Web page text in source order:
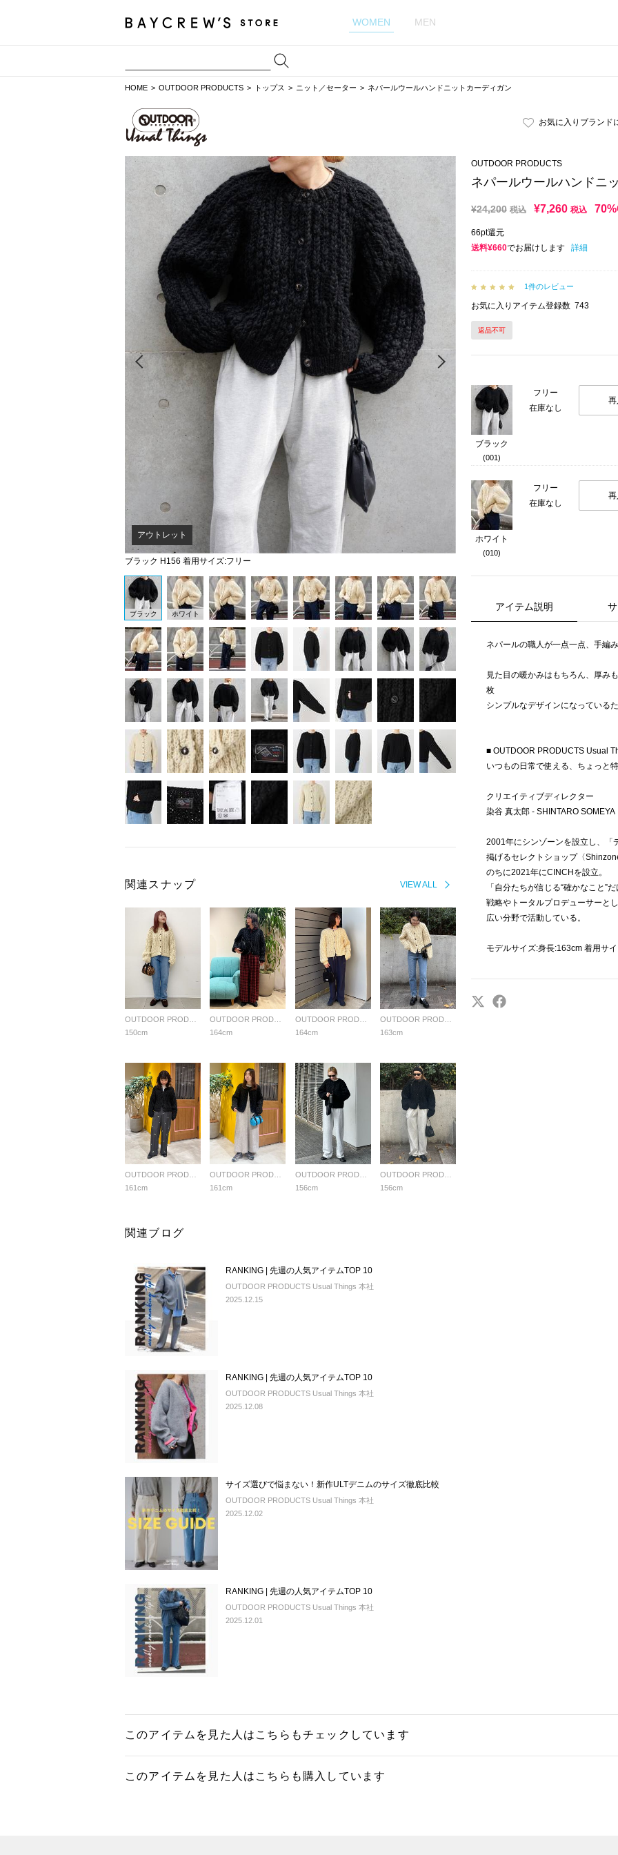
WOMEN MEN
HOME OUTDOOR PRODUCTS トップス ニット／セーター ネパールウールハンドニットカーディガン
お気に入りブランド
ブラック H156 着用サイズ:フリー
Next
Prev
アウトレット
ブラック ホワイト
VIEW ALL
関連スナップ
150cm
164cm
OUTDOOR PRODUCTS Usual Things
164cm
OUTDOOR PRODUCTS Usual Things
163cm
161cm
161cm
OUTDOOR PRODUCTS Usual Things
156cm
OUTDOOR PRODUCTS Usual Things
156cm
関連ブログ
RANKING | 先週の人気アイテムTOP 10
OUTDOOR PRODUCTS Usual Things 本社
2025.12.15
RANKING | 先週の人気アイテムTOP 10
OUTDOOR PRODUCTS Usual Things 本社
2025.12.08
サイズ選びで悩まない！新作ULTデニムのサイズ徹底比較
OUTDOOR PRODUCTS Usual Things 本社
2025.12.02
RANKING | 先週の人気アイテムTOP 10
OUTDOOR PRODUCTS Usual Things 本社
2025.12.01
OUTDOOR PRODUCTS
ネパールウールハンドニ
¥24,200 税込 ¥7,260 税込
66pt還元
送料¥660でお届けします 詳細
1件のレビュー
お気に入りアイテム登録数 743
返品不可
ブラック
(001)
フリー
在庫なし
ホワイト
(010)
フリー
在庫なし
アイテム説明
ネパールの職人が一点一点、手編
見た目の暖かみはもちろん、厚み
枚
シンプルなデザインになっている
■ OUTDOOR PRODUCTS Usual
いつもの日常で使える、ちょっと特
クリエイティブディレクター
染谷 真太郎 - SHINTARO SOMEYA
2001年にシンゾーンを設立し、「
掲げるセレクトショップ〈
のちに2021年にCINCHを設立。
「自分たちが信じる“確かなこと”
戦略やトータルプロデューサーと
広い分野で活動している。
モデルサイズ:身長:163cm 着用サ
このアイテムを見た人はこちらもチェックしています
このアイテムを見た人はこちらも購入しています